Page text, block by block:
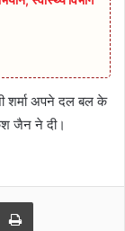
शर्मा अपने दल बल के
जैन ने दी।
Email Print